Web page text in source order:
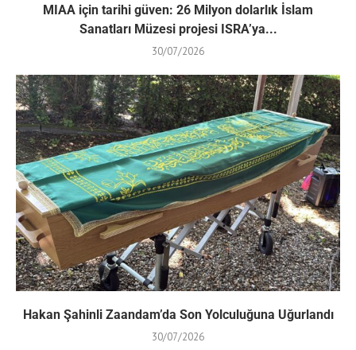
MIAA için tarihi güven: 26 Milyon dolarlık İslam
Sanatları Müzesi projesi ISRA’ya...
30/07/2026
Hakan Şahinli Zaandam’da Son Yolculuğuna Uğurlandı
30/07/2026